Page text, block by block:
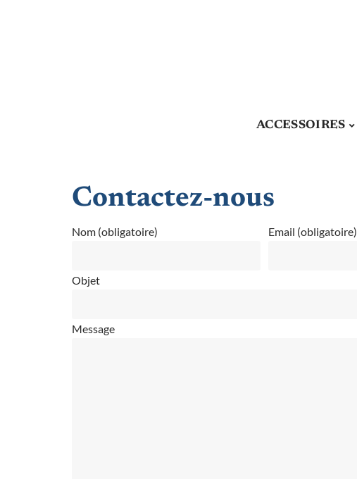
ACCESSOIRES
Contactez-nous
Nom (obligatoire) Email (obligatoire)
Objet
Message